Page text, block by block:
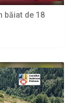
băiat de 18